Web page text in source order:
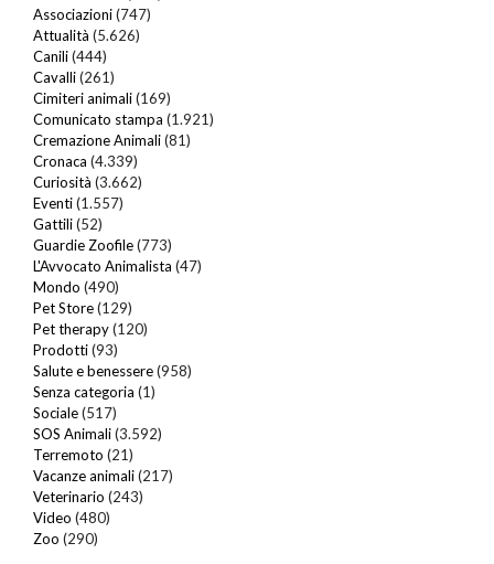
Associazioni(747)
Attualità (5.626)
Canili(444)
Cavalli(261)
Cimiteri animali(169)
Comunicato stampa (1.921)
Cremazione Animali(81)
Cronaca (4.339)
Curiosità (3.662)
Eventi(1.557)
Gattili(52)
Guardie Zoofile(773)
L'Avvocato Animalista (47)
Mondo (490)
Pet Store(129)
Pet therapy(120)
Prodotti(93)
Salute e benessere(958)
Senza categoria (1)
Sociale(517)
SOS Animali(3.592)
Terremoto (21)
Vacanze animali(217)
Veterinario (243)
Video (480)
Zoo (290)